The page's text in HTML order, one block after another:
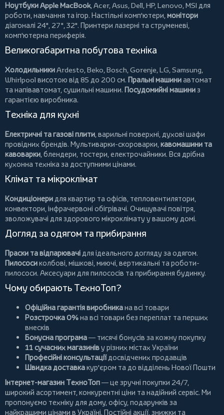
Ноутбуки Apple MacBook,Acer,Asus,Dell,HP,Lenovo,MSI для
роботи, навчання та ігор. Настільні комп'ютери,монітори
діагоналі 24", 27", 32". Принтери лазерні та струменеві,
комп'ютерна периферія.
Великогабаритна побутова техніка
ХолодильникиArdesto,Beko,Bosch,Gorenje,LG,Samsung,
Whirlpool висотою від 85 до 200 см. Пральні машиниавтомат
та напівавтомат,сушильні машини. Посудомийні машиниз
гарантією виробника.
Техніка для кухні
Електричні та газові плити, варильні поверхні, духові шафи
провідних брендів. Мультиварки-скороварки,кавомашини та
кавоварки,блендери, тостери,електрочайники. Вся дрібна
кухонна техніка за доступними цінами.
Клімат та мікроклімат
Кондиціонеридля квартир та офісів, тепловентилятори,
конвектори,інфрачервоні обігрівачі. Очищувачі повітря,
зволожувачі для здорового мікроклімату у вашому домі.
Догляд за одягом та прибирання
Праски та відпарювачідля ідеального догляду за одягом.
Пилососиколбові,мішкові,миючі,вертикальні тароботи-
пилососи. Аксесуари для пилососів та прибирання будинку.
Чому обирають ТехноТоп?
Офіційна гарантія виробникана всі товари
Розстрочка 0%на всі товари без переплат та перших
внесків
Бонусна програма— тисячі бонусів за кожну покупку
11 сучасних магазиніву різних містах України
Професійні консультаціїдосвідчених продавців
Швидка доставкакур'єром та до відділень Нової Пошти
Інтернет-магазин ТехноТоп— це зручні покупки 24/7,
широкий асортимент, конкурентні ціни та надійний сервіс. Ми
пропонуємо техніку для дому, офісу, подарунків за
найкращими цінами в Україні. Постійні акції, знижки та